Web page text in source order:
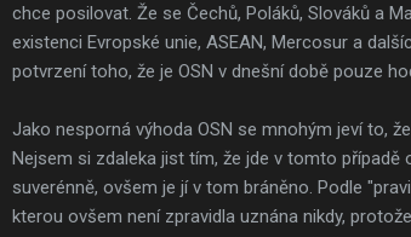
chce posilovat. Že se Čechů, Poláků, Slováků a
existenci Evropské unie, ASEAN, Mercosur a
potvrzení toho, že je OSN v dnešní době pouze
Jako nesporná výhoda OSN se mnohým jeví to,
Nejsem si zdaleka jist tím, že jde v tomto
suverénně, ovšem je jí v tom bráněno. Podle
kterou ovšem není zpravidla uznána nikdy,